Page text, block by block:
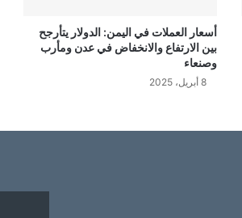
أسعار العملات في اليمن: الدولار يتأرجح
بين الارتفاع والانخفاض في عدن ومأرب
وصنعاء
8 أبريل، 2025